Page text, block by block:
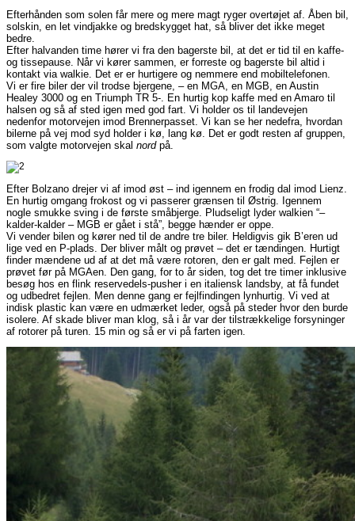
Efterhånden som solen får mere og mere magt ryger overtøjet af. Åben bil,
solskin, en let vindjakke og bredskygget hat, så bliver det ikke meget
bedre.
Efter halvanden time hører vi fra den bagerste bil, at det er tid til en kaffe-
og tissepause. Når vi kører sammen, er forreste og bagerste bil altid i
kontakt via walkie. Det er er hurtigere og nemmere end mobiltelefonen.
Vi er fire biler der vil trodse bjergene, – en MGA, en MGB, en Austin
Healey 3000 og en Triumph TR 5-. En hurtig kop kaffe med en Amaro til
halsen og så af sted igen med god fart. Vi holder os til landevejen
nedenfor motorvejen imod Brennerpasset. Vi kan se her nedefra, hvordan
bilerne på vej mod syd holder i kø, lang kø. Det er godt resten af gruppen,
som valgte motorvejen skal nordpå.
Efter Bolzano drejer vi af imod øst – ind igennem en frodig dal imod Lienz.
En hurtig omgang frokost og vi passerer grænsen til Østrig. Igennem
nogle smukke sving i de første småbjerge. Pludseligt lyder walkien “–
kalder-kalder – MGB er gået i stå”, begge hænder er oppe.
Vi vender bilen og kører ned til de andre tre biler. Heldigvis gik B’eren ud
lige ved en P-plads. Der bliver målt og prøvet – det er tændingen. Hurtigt
finder mændene ud af at det må være rotoren, den er galt med. Fejlen er
prøvet før på MGAen. Den gang, for to år siden, tog det tre timer inklusive
besøg hos en flink reservedels-pusher i en italiensk landsby, at få fundet
og udbedret fejlen. Men denne gang er fejlfindingen lynhurtig. Vi ved at
indisk plastic kan være en udmærket leder, også på steder hvor den burde
isolere. Af skade bliver man klog, så i år var der tilstrækkelige forsyninger
af rotorer på turen. 15 min og så er vi på farten igen.